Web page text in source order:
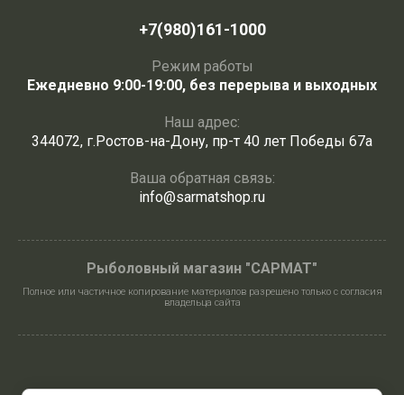
+7(980)161-1000
Режим работы
Ежедневно 9:00-19:00, без перерыва и выходных
Наш адрес:
344072, г.Ростов-на-Дону, пр-т 40 лет Победы 67а
Ваша обратная связь:
info@sarmatshop.ru
Рыболовный магазин "САРМАТ"
Полное или частичное копирование материалов разрешено только с согласия
владельца сайта